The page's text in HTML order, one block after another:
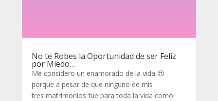
No te Robes la Oportunidad de ser Feliz
por Miedo…
Me considero un enamorado de la vida 😍
porque a pesar de que ninguno de mis
tres matrimonios fue para toda la vida como